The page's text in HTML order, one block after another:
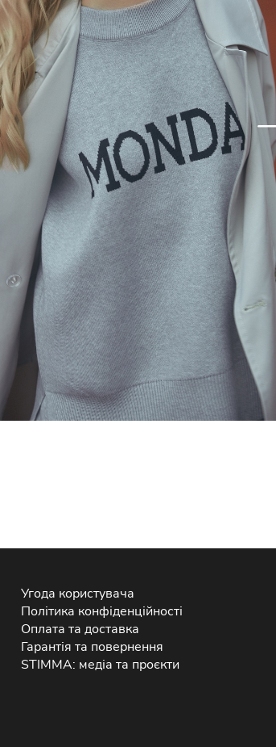
Угода користувача
Політика конфіденційності
Оплата та доставка
Гарантія та повернення
STIMMA: медіа та проєкти